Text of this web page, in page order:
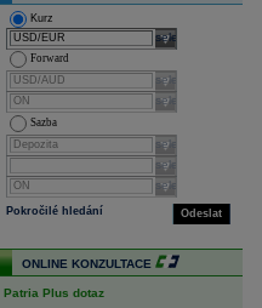
Kurz
select
Forward
select
select
Sazba
select
select
select
Odeslat
Pokročilé hledání
ONLINE KONZULTACE
Patria Plus dotaz